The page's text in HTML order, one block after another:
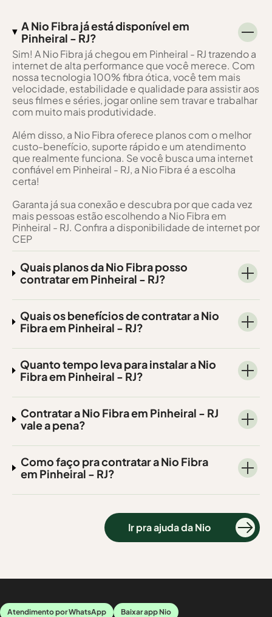
A Nio Fibra já está disponível em
Pinheiral - RJ?
Sim! A Nio Fibra já chegou em Pinheiral - RJ trazendo a
internet de alta performance que você merece. Com
nossa tecnologia 100% fibra ótica, você tem mais
velocidade, estabilidade e qualidade para assistir aos
seus filmes e séries, jogar online sem travar e trabalhar
com muito mais produtividade.
Além disso, a Nio Fibra oferece planos com o melhor
custo-benefício, suporte rápido e um atendimento
que realmente funciona. Se você busca uma internet
confiável em Pinheiral - RJ, a Nio Fibra é a escolha
certa!
Garanta já sua conexão e descubra por que cada vez
mais pessoas estão escolhendo a Nio Fibra em
Pinheiral - RJ. Confira a disponibilidade de internet por
CEP
Quais planos da Nio Fibra posso
contratar em Pinheiral - RJ?
Quais os benefícios de contratar a Nio
Fibra em Pinheiral - RJ?
Quanto tempo leva para instalar a Nio
Fibra em Pinheiral - RJ?
Contratar a Nio Fibra em Pinheiral - RJ
vale a pena?
Como faço pra contratar a Nio Fibra
em Pinheiral - RJ?
Ir pra ajuda da Nio
Atendimento por WhatsApp Baixar app Nio